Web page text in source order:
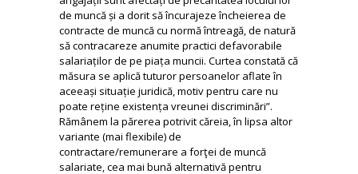
de muncă și a dorit să încurajeze încheierea de
contracte de muncă cu normă întreagă, de natură
să contracareze anumite practici defavorabile
salariaților de pe piața muncii. Curtea constată că
măsura se aplică tuturor persoanelor aflate în
aceeași situație juridică, motiv pentru care nu
poate reține existența vreunei discriminări”.
Rămânem la părerea potrivit căreia, în lipsa altor
variante (mai flexibile) de
contractare/remunerare a forţei de muncă
salariate, cea mai bună alternativă pentru